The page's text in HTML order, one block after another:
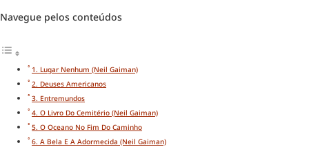
Navegue pelos conteúdos
1. Lugar Nenhum (Neil Gaiman)
2. Deuses Americanos
3. Entremundos
4. O Livro Do Cemitério (Neil Gaiman)
5. O Oceano No Fim Do Caminho
6. A Bela E A Adormecida (Neil Gaiman)